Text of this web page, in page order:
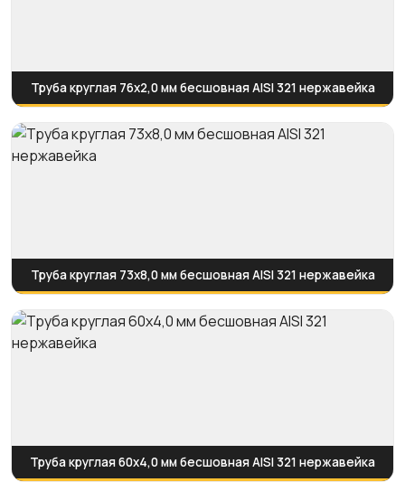
Труба круглая 76х2,0 мм бесшовная AISI 321 нержавейка
Труба круглая 73х8,0 мм бесшовная AISI 321 нержавейка
Труба круглая 60х4,0 мм бесшовная AISI 321 нержавейка